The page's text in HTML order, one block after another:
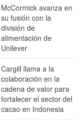
McCormick avanza en
su fusión con la
división de
alimentación de
Unilever
Cargill llama a la
colaboración en la
cadena de valor para
fortalecer el sector del
cacao en Indonesia